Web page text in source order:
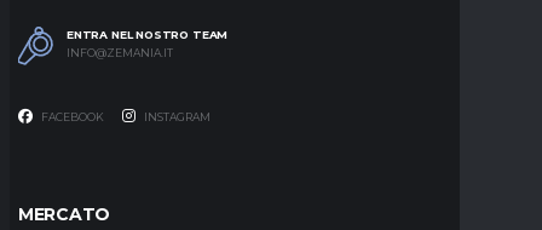
ENTRA NEL NOSTRO TEAM
INFO@ZEMANIA.IT
FACEBOOK INSTAGRAM
MERCATO